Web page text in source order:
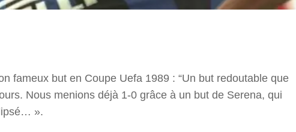
fameux but en Coupe Uefa 1989 : “Un but redoutable que
Nous menions déjà 1-0 grâce à un but de Serena, qui
».